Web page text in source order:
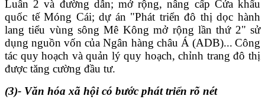
Luân 2 và đường dẫn; mở rộng, nâng cấp Cửa khẩu
quốc tế Móng Cái;dự án "Phát triển đô thị dọc hành
lang tiểu vùng sông Mê Kông mở rộng lần thứ 2" sử
dụng nguồn vốn của Ngân hàng châu Á (ADB)... Công
tác quy hoạch và quản lý quy hoạch, chỉnh trangđô thị
được tăng cường đầu tư.
(3)- Văn hóa xã hội có bước phát triển rõ nét